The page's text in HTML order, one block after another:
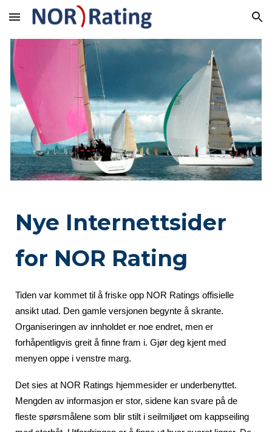
Skip to main content Skip to navigation
Nye Internettsider
for NOR Rating
Tiden var kommet til å friske opp NOR Ratings offisielle
ansikt utad. Den gamle versjonen begynte å skrante.
Organiseringen av innholdet er noe endret, men er
forhåpentligvis greit å finne fram i. Gjør deg kjent med
menyen oppe i venstre marg.
Det sies at NOR Ratings hjemmesider er underbenyttet.
Mengden av informasjon er stor, sidene kan svare på de
fleste spørsmålene som blir stilt i seilmiljøet om kappseiling